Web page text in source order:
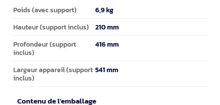
Poids et dimensions
Poids (avec support) 6,9 kg
Hauteur (support inclus) 210 mm
Profondeur (support
inclus)
416 mm
Largeur appareil (support
inclus)
541 mm
Contenu de l'emballage